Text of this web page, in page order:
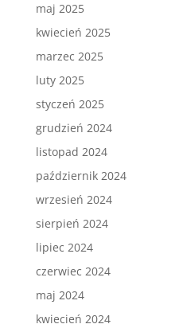
maj 2025
kwiecień 2025
marzec 2025
luty 2025
styczeń 2025
grudzień 2024
listopad 2024
październik 2024
wrzesień 2024
sierpień 2024
lipiec 2024
czerwiec 2024
maj 2024
kwiecień 2024